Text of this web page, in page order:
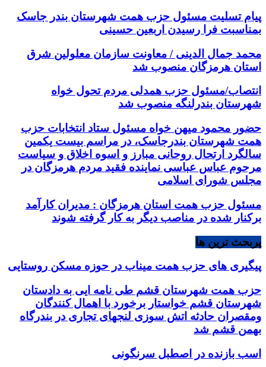
پیام تسلیت مسئول حزب همت شهرستان بندر جاسک
بمناسبت فرا رسیدن اربعین حسینی
محمد جمال الدینی / معاونت سازمان معلولین شرق
استان هرمزگان منصوب شد
انتصاب/مسئول حزب همدلی مردم تحول خواه
شهرستان بندرلنگه منصوب شد
حضور محمود میهن خواه مسئول ستاد انتخابات حزب
همت شهرستان بندرجاسک، در مراسم بیست یکمین
سالگرد ارتحال روحانی مبارز و اسوه اخلاق و سیاست
مرحوم عباس عباسی نماینده فقید مردم هرمزگان در
مجلس شورای اسلامی
مسئول حزب همت استان هرمزگان : مدیران کارآمد
برکنار شده در مناصب دیگر به کار گرفته شوند
پربحث ترین ها
پیگیری های حزب همت میناب در حوزه مسکن روستایی
حزب همت شهرستان قشم طی نامه ایی به دادستان
شهرستان قشم خواستار برخورد با اهمال کنندگان
ومقصران حادثه اتش سوزی لنجهای تجاری در بندرگاه
بهمن قشم شد
اسب بازنده در اصطبل سرنگونی